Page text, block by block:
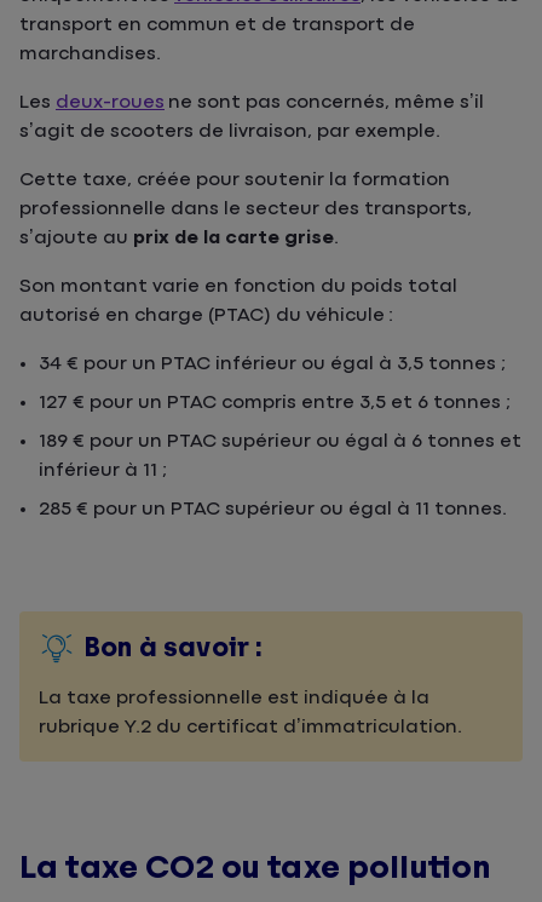
transport en commun et de transport de
marchandises.
Les deux-roues ne sont pas concernés, même s’il
s’agit de scooters de livraison, par exemple.
Cette taxe, créée pour soutenir la formation
professionnelle dans le secteur des transports,
s’ajoute au prix de la carte grise.
Son montant varie en fonction du poids total
autorisé en charge (PTAC) du véhicule :
34 € pour un PTAC inférieur ou égal à 3,5 tonnes ;
127 € pour un PTAC compris entre 3,5 et 6 tonnes ;
189 € pour un PTAC supérieur ou égal à 6 tonnes et
inférieur à 11 ;
285 € pour un PTAC supérieur ou égal à 11 tonnes.
Bon à savoir :
La taxe professionnelle est indiquée à la
rubrique Y.2 du certificat d’immatriculation.
La taxe CO2 ou taxe pollution